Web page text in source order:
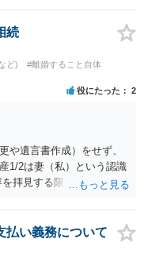
続
ど)
#離婚すること自体
役にたった 2
や遺言書作成）をせず、
1/2は妻（私）という認識
拝見する限りでは、その
自宅の評価額の１/２の代
払い義務について